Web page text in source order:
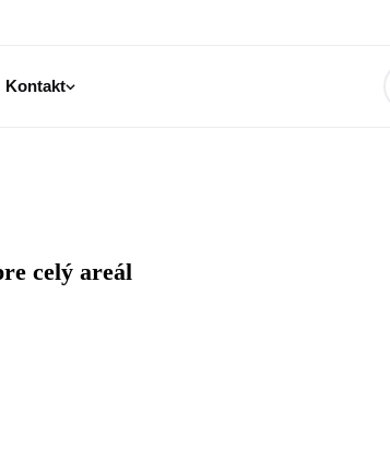
Kontakt
celý areál